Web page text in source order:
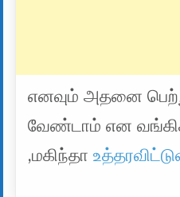
எனவும் அதனை
வேண்டாம் என
,மகிந்தா